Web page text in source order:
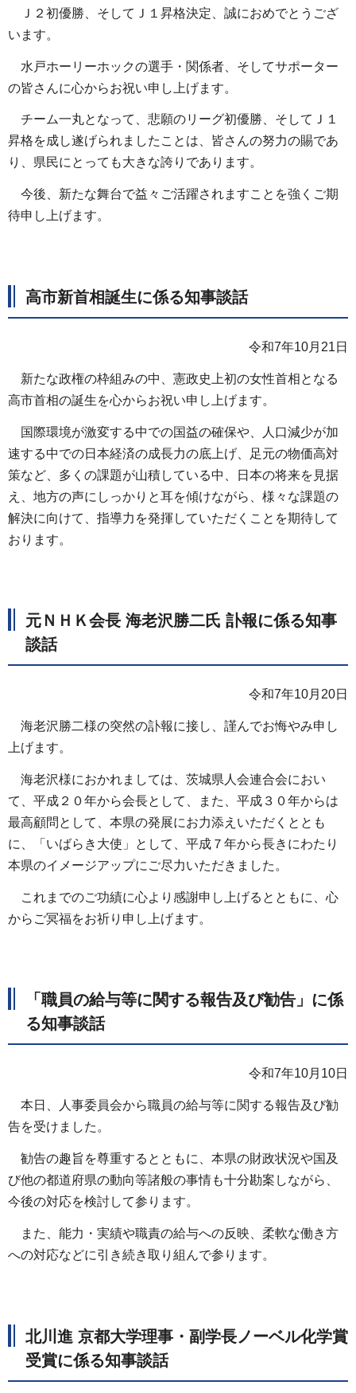
Ｊ２初優勝、そしてＪ１昇格決定、誠におめでとうござ
います。
水戸ホーリーホックの選手・関係者、そしてサポーター
の皆さんに心からお祝い申し上げます。
チーム一丸となって、悲願のリーグ初優勝、そしてＪ１
昇格を成し遂げられましたことは、皆さんの努力の賜であ
り、県民にとっても大きな誇りであります。
今後、新たな舞台で益々ご活躍されますことを強くご期
待申し上げます。
高市新首相誕生に係る知事談話
令和7年10月21日
新たな政権の枠組みの中、憲政史上初の女性首相となる
高市首相の誕生を心からお祝い申し上げます。
国際環境が激変する中での国益の確保や、人口減少が加
速する中での日本経済の成長力の底上げ、足元の物価高対
策など、多くの課題が山積している中、日本の将来を見据
え、地方の声にしっかりと耳を傾けながら、様々な課題の
解決に向けて、指導力を発揮していただくことを期待して
おります。
元ＮＨＫ会長 海老沢勝二氏 訃報に係る知事
談話
令和7年10月20日
海老沢勝二様の突然の訃報に接し、謹んでお悔やみ申し
上げます。
海老沢様におかれましては、茨城県人会連合会におい
て、平成２０年から会長として、また、平成３０年からは
最高顧問として、本県の発展にお力添えいただくととも
に、「いばらき大使」として、平成７年から長きにわたり
本県のイメージアップにご尽力いただきました。
これまでのご功績に心より感謝申し上げるとともに、心
からご冥福をお祈り申し上げます。
「職員の給与等に関する報告及び勧告」に係
る知事談話
令和7年10月10日
本日、人事委員会から職員の給与等に関する報告及び勧
告を受けました。
勧告の趣旨を尊重するとともに、本県の財政状況や国及
び他の都道府県の動向等諸般の事情も十分勘案しながら、
今後の対応を検討して参ります。
また、能力・実績や職責の給与への反映、柔軟な働き方
への対応などに引き続き取り組んで参ります。
北川進 京都大学理事・副学長ノーベル化学賞
受賞に係る知事談話